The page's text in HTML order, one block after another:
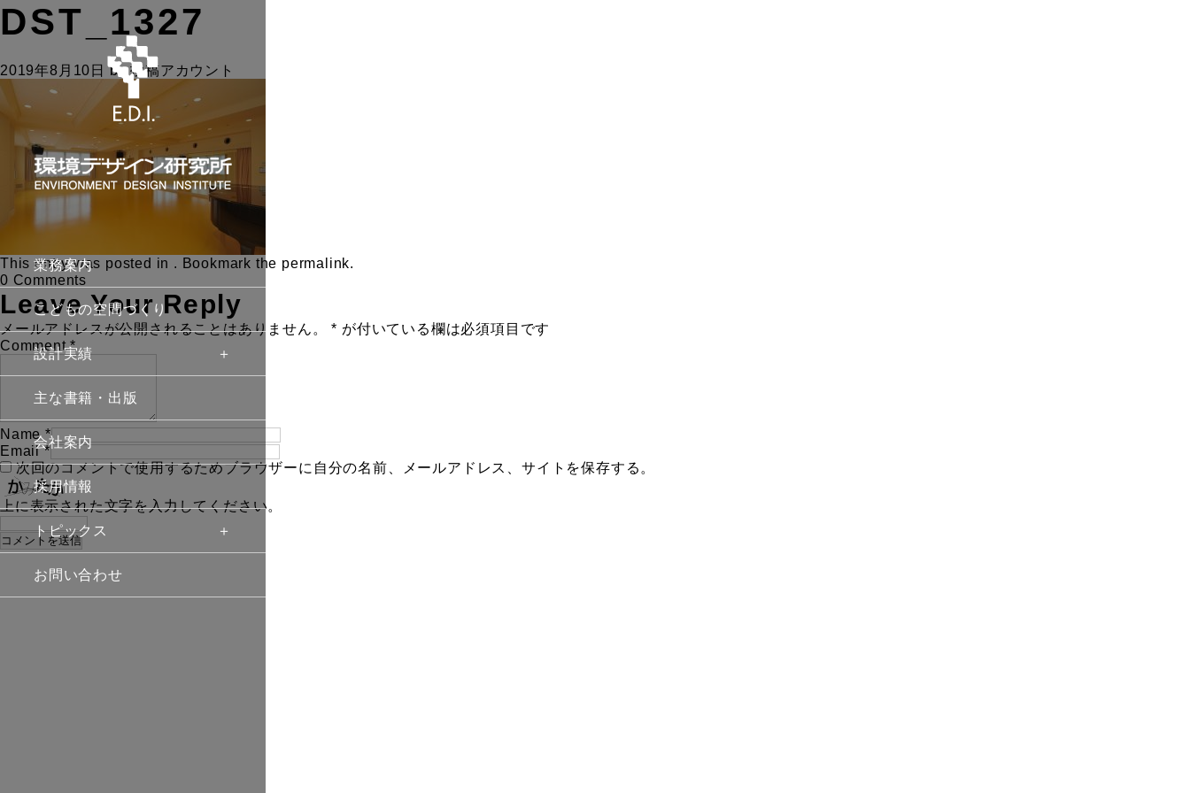
業務案内
こどもの空間づくり
設計実績
主な書籍・出版
会社案内
採用情報
トピックス
お問い合わせ
DST_1327
2019年8月10日 by投稿アカウント
This entry was posted in . Bookmark the permalink.
0 Comments
Leave Your Reply
メールアドレスが公開されることはありません。 * が付いている欄は必須項目です
Comment *
Name *
Email *
次回のコメントで使用するためブラウザーに自分の名前、メールアドレス、サイトを保存する。
上に表示された文字を入力してください。